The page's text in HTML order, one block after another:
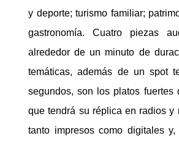
y deporte; turismo familiar;
gastronomía. Cuatro piezas
alrededor de un minuto de
temáticas, además de un spot
segundos, son los platos fuertes
que tendrá su réplica en radios y
tanto impresos como digitales y,